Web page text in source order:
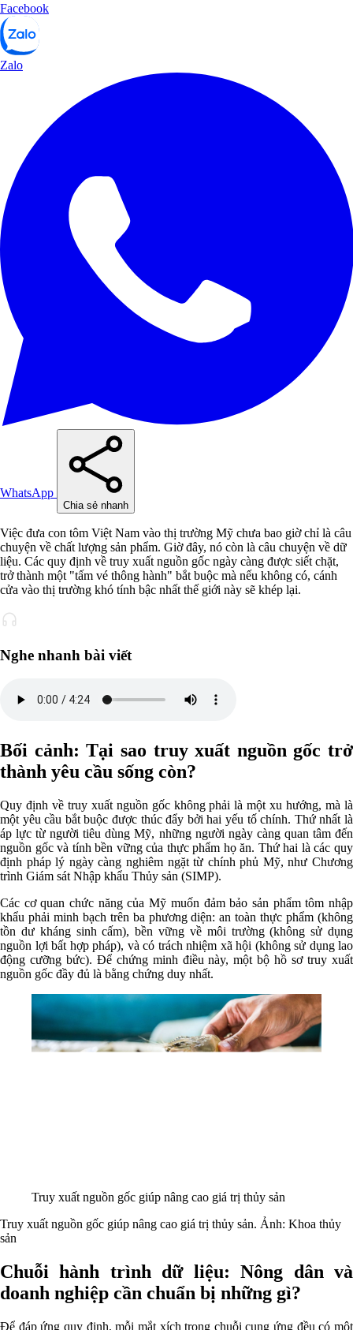
Facebook
Zalo
WhatsApp
Chia sẻ nhanh
Việc đưa con tôm Việt Nam vào thị trường Mỹ chưa bao giờ chỉ là câu
chuyện về chất lượng sản phẩm. Giờ đây, nó còn là câu chuyện về dữ
liệu. Các quy định về truy xuất nguồn gốc ngày càng được siết chặt,
trở thành một "tấm vé thông hành" bắt buộc mà nếu không có, cánh
cửa vào thị trường khó tính bậc nhất thế giới này sẽ khép lại.
Nghe nhanh bài viết
Bối cảnh: Tại sao truy xuất nguồn gốc trở
thành yêu cầu sống còn?
Quy định về truy xuất nguồn gốc không phải là một xu hướng, mà là
một yêu cầu bắt buộc được thúc đẩy bởi hai yếu tố chính. Thứ nhất là
áp lực từ người tiêu dùng Mỹ, những người ngày càng quan tâm đến
nguồn gốc và tính bền vững của thực phẩm họ ăn. Thứ hai là các quy
định pháp lý ngày càng nghiêm ngặt từ chính phủ Mỹ, như Chương
trình Giám sát Nhập khẩu Thủy sản (SIMP).
Các cơ quan chức năng của Mỹ muốn đảm bảo sản phẩm tôm nhập
khẩu phải minh bạch trên ba phương diện: an toàn thực phẩm (không
tồn dư kháng sinh cấm), bền vững về môi trường (không sử dụng
nguồn lợi bất hợp pháp), và có trách nhiệm xã hội (không sử dụng lao
động cưỡng bức). Để chứng minh điều này, một bộ hồ sơ truy xuất
nguồn gốc đầy đủ là bằng chứng duy nhất.
Truy xuất nguồn gốc giúp nâng cao giá trị thủy sản
Truy xuất nguồn gốc giúp nâng cao giá trị thủy sản. Ảnh: Khoa thủy
sản
Chuỗi hành trình dữ liệu: Nông dân và
doanh nghiệp cần chuẩn bị những gì?
Để đáp ứng quy định, mỗi mắt xích trong chuỗi cung ứng đều có một